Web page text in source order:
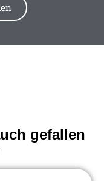
gefallen